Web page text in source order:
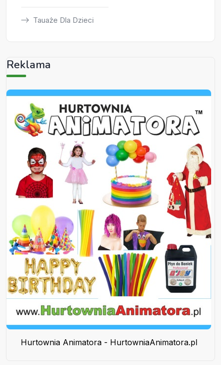
Tauaże Dla Dzieci
Reklama
Hurtownia Animatora - HurtowniaAnimatora.pl